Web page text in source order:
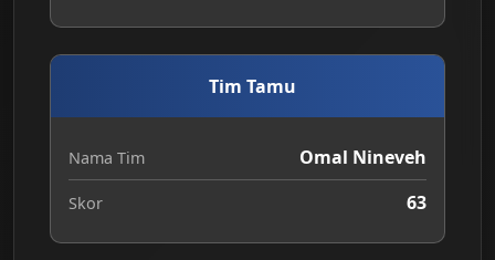
Tim Tamu
Nama Tim Omal Nineveh
Skor 63